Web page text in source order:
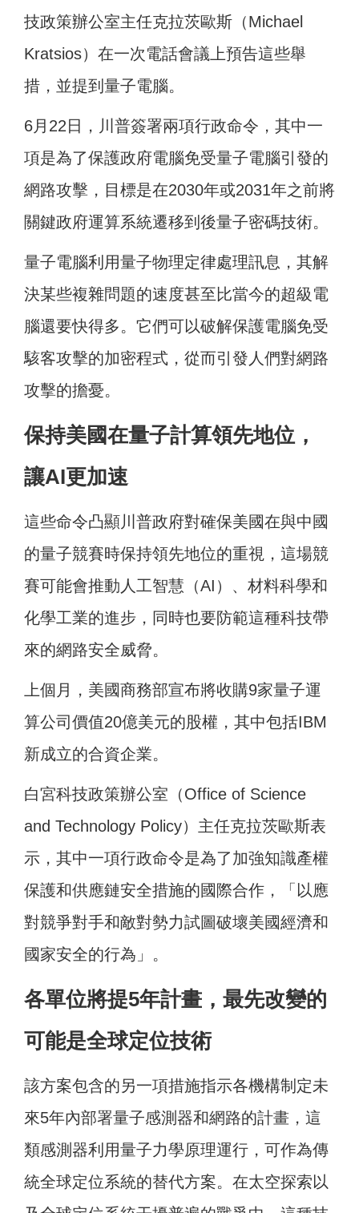
技政策辦公室主任克拉茨歐斯（Michael
Kratsios）在一次電話會議上預告這些舉
措，並提到量子電腦。
6月22日，川普簽署兩項行政命令，其中一
項是為了保護政府電腦免受量子電腦引發的
網路攻擊，目標是在2030年或2031年之前將
關鍵政府運算系統遷移到後量子密碼技術。
量子電腦利用量子物理定律處理訊息，其解
決某些複雜問題的速度甚至比當今的超級電
腦還要快得多。它們可以破解保護電腦免受
駭客攻擊的加密程式，從而引發人們對網路
攻擊的擔憂。
保持美國在量子計算領先地位，
讓AI更加速
這些命令凸顯川普政府對確保美國在與中國
的量子競賽時保持領先地位的重視，這場競
賽可能會推動人工智慧（AI）、材料科學和
化學工業的進步，同時也要防範這種科技帶
來的網路安全威脅。
上個月，美國商務部宣布將收購9家量子運
算公司價值20億美元的股權，其中包括IBM
新成立的合資企業。
白宮科技政策辦公室（Office of Science
and Technology Policy）主任克拉茨歐斯表
示，其中一項行政命令是為了加強知識產權
保護和供應鏈安全措施的國際合作，「以應
對競爭對手和敵對勢力試圖破壞美國經濟和
國家安全的行為」。
各單位將提5年計畫，最先改變的
可能是全球定位技術
該方案包含的另一項措施指示各機構制定未
來5年內部署量子感測器和網路的計畫，這
類感測器利用量子力學原理運行，可作為傳
統全球定位系統的替代方案。在太空探索以